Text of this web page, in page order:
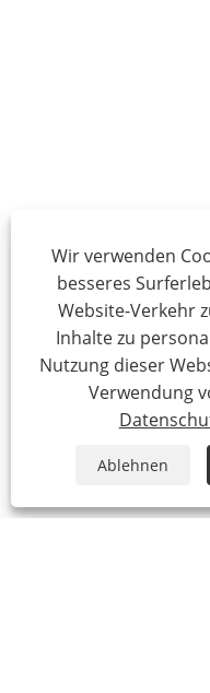
Wir verwenden
besseres
Website-Verkehr
Inhalte zu
Nutzung dieser
Verwendung
Ablehnen